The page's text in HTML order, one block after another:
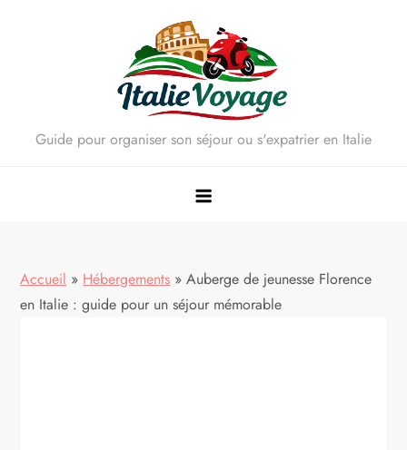
Guide pour organiser son séjour ou s'expatrier en Italie
Accueil » Hébergements » Auberge de jeunesse Florence
en Italie : guide pour un séjour mémorable